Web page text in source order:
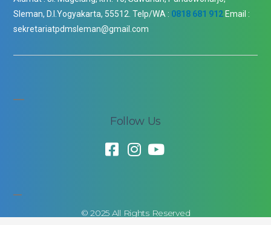
Sleman, D.I.Yogyakarta, 55512. Telp/WA : 0818 681 912 Email :
sekretariatpdmsleman@gmail.com
Follow Us
© 2025 All Rights Reserved